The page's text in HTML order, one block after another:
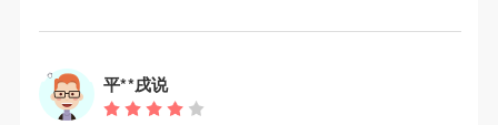
平**戌说